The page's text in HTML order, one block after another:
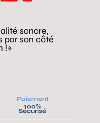
sonore,
par son côté
!»
Paiement
100%
Sécurisé